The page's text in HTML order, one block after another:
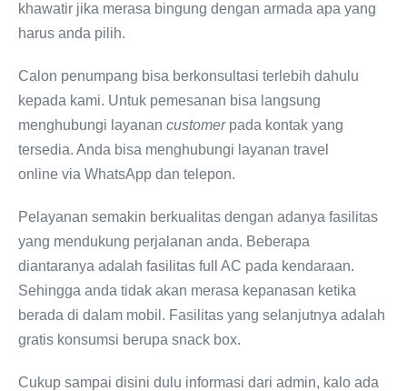
khawatir jika merasa bingung dengan armada apa yang
harus anda pilih.
Calon penumpang bisa berkonsultasi terlebih dahulu
kepada kami. Untuk pemesanan bisa langsung
menghubungi layanan customerpada kontak yang
tersedia. Anda bisa menghubungi layanan travel
online via WhatsApp dan telepon.
Pelayanan semakin berkualitas dengan adanya fasilitas
yang mendukung perjalanan anda. Beberapa
diantaranya adalah fasilitas full AC pada kendaraan.
Sehingga anda tidak akan merasa kepanasan ketika
berada di dalam mobil. Fasilitas yang selanjutnya adalah
gratis konsumsi berupa snack box.
Cukup sampai disini dulu informasi dari admin, kalo ada